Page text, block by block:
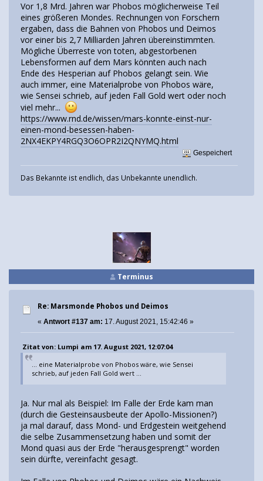
Vor 1,8 Mrd. Jahren war Phobos möglicherweise Teil
eines größeren Mondes. Rechnungen von Forschern
ergaben, dass die Bahnen von Phobos und Deimos
vor einer bis 2,7 Milliarden Jahren übereinstimmten.
Mögliche Überreste von toten, abgestorbenen
Lebensformen auf dem Mars könnten auch nach
Ende des Hesperian auf Phobos gelangt sein. Wie
auch immer, eine Materialprobe von Phobos wäre,
wie Sensei schrieb, auf jeden Fall Gold wert oder noch
viel mehr...
https://www.rnd.de/wissen/mars-konnte-einst-nur-
einen-mond-besessen-haben-
2NX4EKPY4RGQ3O6OPR2I2QNYMQ.html
Gespeichert
Das Bekannte ist endlich, das Unbekannte unendlich.
Terminus
Re: Marsmonde Phobos und Deimos
« Antwort #137 am: 17. August 2021, 15:42:46 »
Zitat von: Lumpi am 17. August 2021, 12:07:04
... eine Materialprobe von Phobos wäre, wie Sensei
schrieb, auf jeden Fall Gold wert ...
Ja. Nur mal als Beispiel: Im Falle der Erde kam man
(durch die Gesteinsausbeute der Apollo-Missionen?)
ja mal darauf, dass Mond- und Erdgestein weitgehend
die selbe Zusammensetzung haben und somit der
Mond quasi aus der Erde "herausgesprengt" worden
sein dürfte, vereinfacht gesagt.